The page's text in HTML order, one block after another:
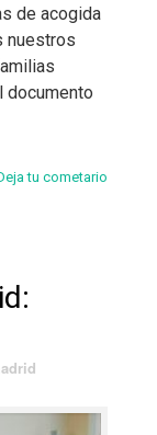
de acogida
nuestros
documento
tu cometario